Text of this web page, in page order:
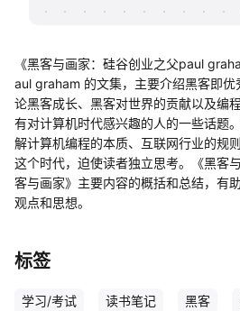
《黑客与画家：硅谷创业之父paul
aul graham 的文集，主要介绍黑客即
论黑客成长、黑客对世界的贡献以及编
有对计算机时代感兴趣的人的一些话题
解计算机编程的本质、互联网行业的规
这个时代，迫使读者独立思考。《黑客
客与画家》主要内容的概括和总结，有
观点和思想。
标签
学习/考试 读书笔记 黑客